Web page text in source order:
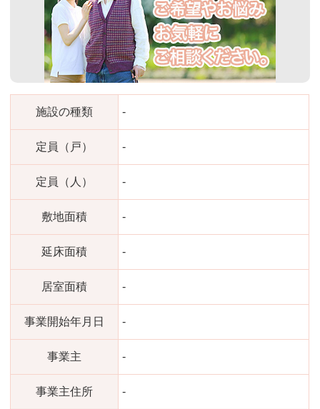
施設の種類 -
定員（戸） -
定員（人） -
敷地面積 -
延床面積 -
居室面積 -
事業開始年月日 -
事業主 -
事業主住所 -